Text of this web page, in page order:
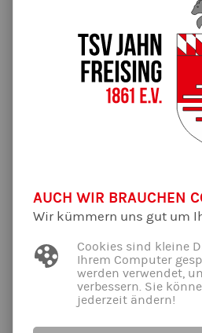
Entenrennen-Lose in der
Unterstützt
2026
In den Pfingstferien ist die
geöffnet Ausser an den Feiertagen!
AUCH WIR BRAUCHEN
Wir kümmern uns gut um
Cookies sind kleine
Ihrem Computer
werden verwendet,
verbessern. Sie
jederzeit ändern!